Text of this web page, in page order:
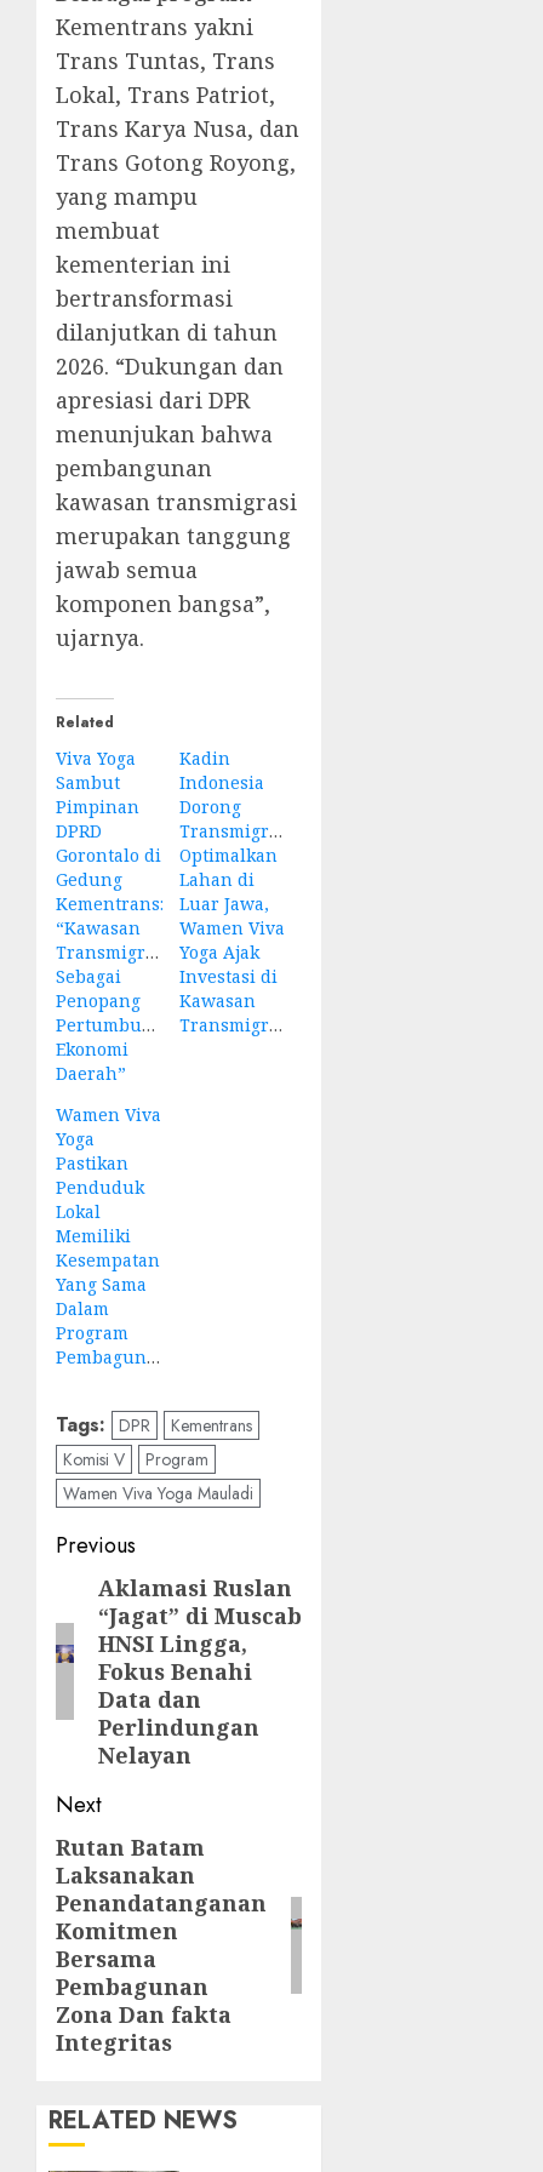
Kementrans yakni
Trans Tuntas, Trans
Lokal, Trans Patriot,
Trans Karya Nusa, dan
Trans Gotong Royong,
yang mampu
membuat
kementerian ini
bertransformasi
dilanjutkan di tahun
2026. “Dukungan dan
apresiasi dari DPR
menunjukan bahwa
pembangunan
kawasan transmigrasi
merupakan tanggung
jawab semua
komponen bangsa”,
ujarnya.
Related
Viva Yoga
Sambut
Pimpinan
DPRD
Gorontalo di
Gedung
Kementrans:
“Kawasan
Transmigrasi
Sebagai
Penopang
Pertumbuhan
Ekonomi
Daerah”
Kadin
Indonesia
Dorong
Transmigrasi
Optimalkan
Lahan di
Luar Jawa,
Wamen Viva
Yoga Ajak
Investasi di
Kawasan
Transmigrasi
Wamen Viva
Yoga
Pastikan
Penduduk
Lokal
Memiliki
Kesempatan
Yang Sama
Dalam
Program
Pembagunan
Tags: DPR
Kementrans
Komisi V
Program
Wamen Viva Yoga Mauladi
Post
navigation
Previous
Previous
post:
Aklamasi Ruslan
“Jagat” di Muscab
HNSI Lingga,
Fokus Benahi
Data dan
Perlindungan
Nelayan
Next
Next
post:
Rutan Batam
Laksanakan
Penandatanganan
Komitmen
Bersama
Pembagunan
Zona Dan fakta
Integritas
RELATED NEWS